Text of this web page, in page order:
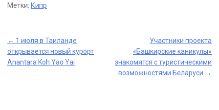
Метки: Кипр
Post
navigation
← 1 июля в Таиланде
открывается новый курорт
Anantara Koh Yao Yai
Участники проекта
«Башкирские каникулы»
знакомятся с туристическими
возможностями Беларуси →